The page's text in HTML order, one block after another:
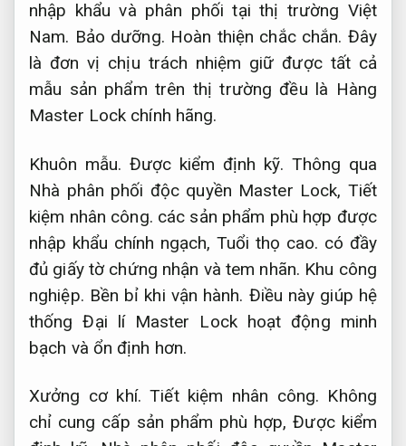
nhập khẩu và phân phối tại thị trường Việt
Nam. Bảo dưỡng. Hoàn thiện chắc chắn. Đây
là đơn vị chịu trách nhiệm giữ được tất cả
mẫu sản phẩm trên thị trường đều là Hàng
Master Lock chính hãng.
Khuôn mẫu. Được kiểm định kỹ. Thông qua
Nhà phân phối độc quyền Master Lock, Tiết
kiệm nhân công. các sản phẩm phù hợp được
nhập khẩu chính ngạch,Tuổi thọ cao. có đầy
đủ giấy tờ chứng nhận và tem nhãn. Khu công
nghiệp. Bền bỉ khi vận hành. Điều này giúp hệ
thống Đại lí Master Lock hoạt động minh
bạch và ổn định hơn.
Xưởng cơ khí. Tiết kiệm nhân công. Không
chỉ cung cấp sản phẩm phù hợp,Được kiểm